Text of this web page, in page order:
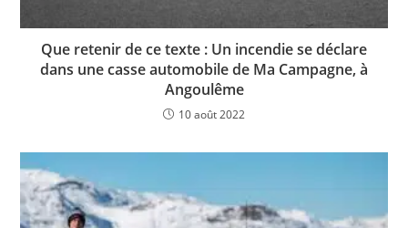
Que retenir de ce texte : Un incendie se déclare
dans une casse automobile de Ma Campagne, à
Angoulême
10 août 2022